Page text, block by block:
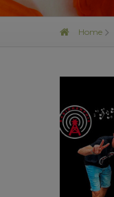
Home